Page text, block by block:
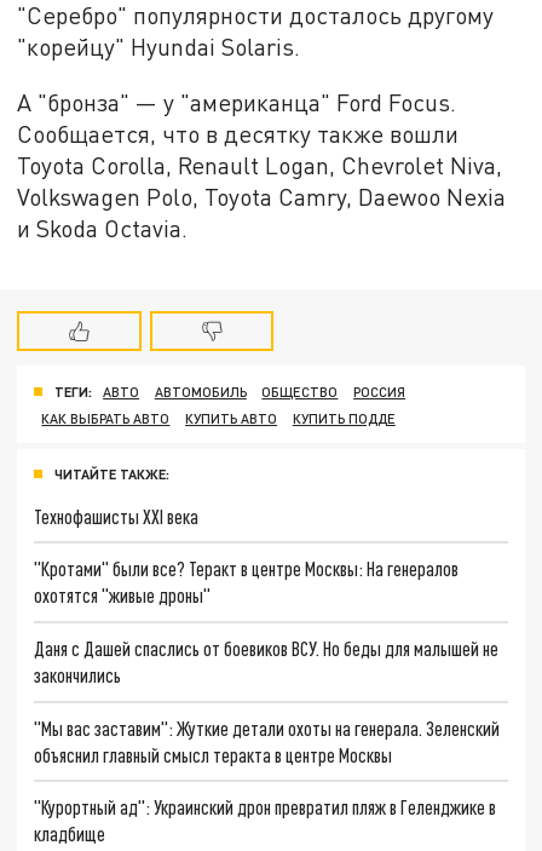
"Серебро" популярности досталось другому
"корейцу" Hyundai Solaris.
А "бронза" — у "американца" Ford Focus.
Сообщается, что в десятку также вошли
Toyota Corolla, Renault Logan, Chevrolet Niva,
Volkswagen Polo, Toyota Camry, Daewoo Nexia
и Skoda Octavia.
ТЕГИ: АВТО АВТОМОБИЛЬ ОБЩЕСТВО
РОССИЯ
КАК ВЫБРАТЬ АВТО
КУПИТЬ АВТО КУПИТЬ ПОДДЕ
ЧИТАЙТЕ ТАКЖЕ:
Технофашисты XXI века
"Кротами" были все? Теракт в центре Москвы: На генералов
охотятся "живые дроны"
Даня с Дашей спаслись от боевиков ВСУ. Но беды для малышей не
закончились
"Мы вас заставим": Жуткие детали охоты на генерала. Зеленский
объяснил главный смысл теракта в центре Москвы
"Курортный ад": Украинский дрон превратил пляж в Геленджике в
кладбище